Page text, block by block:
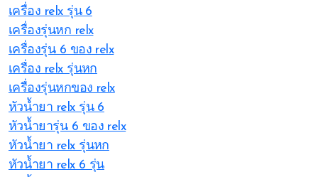
เครื่อง relx รุ่น 6
เครื่องรุ่นหก relx
เครื่องรุ่น 6 ของ relx
เครื่อง relx รุ่นหก
เครื่องรุ่นหกของ relx
หัวน้ำยา relx รุ่น 6
หัวน้ำยารุ่น 6 ของ relx
หัวน้ำยา relx รุ่นหก
หัวน้ำยา relx 6 รุ่น